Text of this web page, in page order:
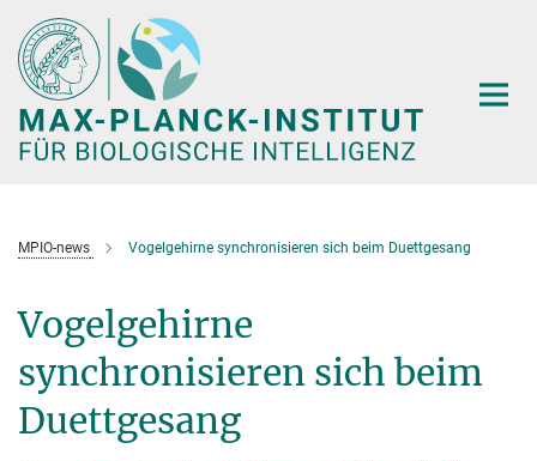
Hauptinhalt
MPIO-news Vogelgehirne synchronisieren sich beim Duettgesang
Vogelgehirne
synchronisieren sich beim
Duettgesang